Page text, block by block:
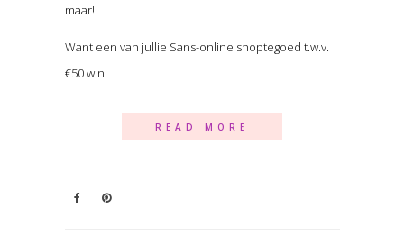
maar!
Want een van jullie Sans-online shoptegoed t.w.v.
€50 win.
READ MORE